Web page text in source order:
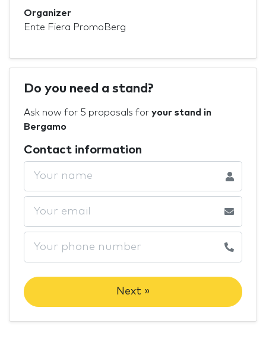
Organizer
Ente Fiera PromoBerg
Do you need a stand?
Ask now for 5 proposals for your stand in
Bergamo
Contact information
Next »